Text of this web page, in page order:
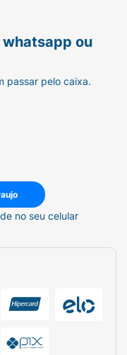
Dimethicone
(Óleo de
Cetearílico),
DMDM
Glycol
whatsapp ou
passar pelo caixa.
no seu celular